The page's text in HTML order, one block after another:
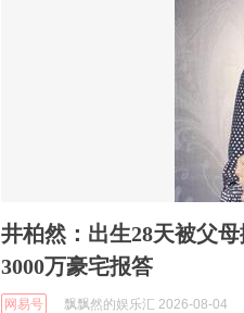
井柏然：出生28天被父
3000万豪宅报答
网易号 飘飘然的娱乐汇 2026-08-04